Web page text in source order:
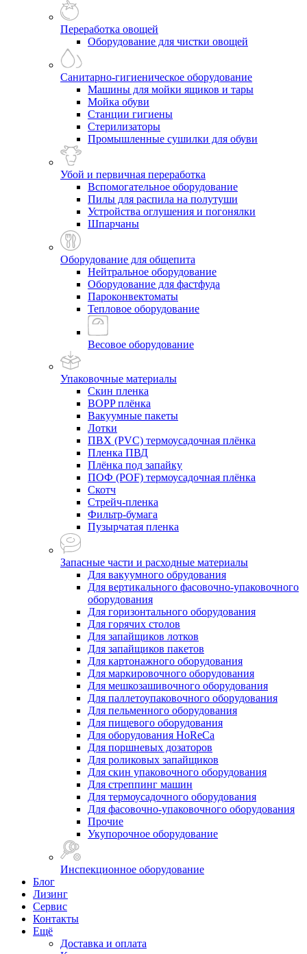
Переработка овощей
Оборудование для чистки овощей
Санитарно-гигиеническое оборудование
Машины для мойки ящиков и тары
Мойка обуви
Станции гигиены
Стерилизаторы
Промышленные сушилки для обуви
Убой и первичная переработка
Вспомогательное оборудование
Пилы для распила на полутуши
Устройства оглушения и погонялки
Шпарчаны
Оборудование для общепита
Нейтральное оборудование
Оборудование для фастфуда
Пароконвектоматы
Тепловое оборудование
Весовое оборудование
Упаковочные материалы
Скин пленка
BOPP плёнка
Вакуумные пакеты
Лотки
ПВХ (PVC) термоусадочная плёнка
Пленка ПВД
Плёнка под запайку
ПОФ (POF) термоусадочная плёнка
Скотч
Стрейч-пленка
Фильтр-бумага
Пузырчатая пленка
Запасные части и расходные материалы
Для вакуумного обрудования
Для вертикального фасовочно-упаковочного
оборудования
Для горизонтального оборудования
Для горячих столов
Для запайщиков лотков
Для запайщиков пакетов
Для картонажного оборудования
Для маркировочного оборудования
Для мешкозашивочного оборудования
Для паллетоупаковочного оборудования
Для пельменного оборудования
Для пищевого оборудования
Для оборудования HoReCa
Для поршневых дозаторов
Для роликовых запайщиков
Для скин упаковочного оборудования
Для стреппинг машин
Для термоусадочного оборудования
Для фасовочно-упаковочного оборудования
Прочие
Укупорочное оборудование
Инспекционное оборудование
Блог
Лизинг
Сервис
Контакты
Ещё
Доставка и оплата